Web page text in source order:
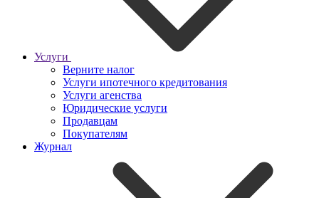
Услуги
Верните налог
Услуги ипотечного кредитования
Услуги агенства
Юридические услуги
Продавцам
Покупателям
Журнал